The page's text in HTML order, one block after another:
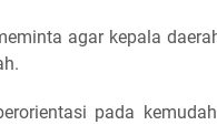
agar kepala
pada